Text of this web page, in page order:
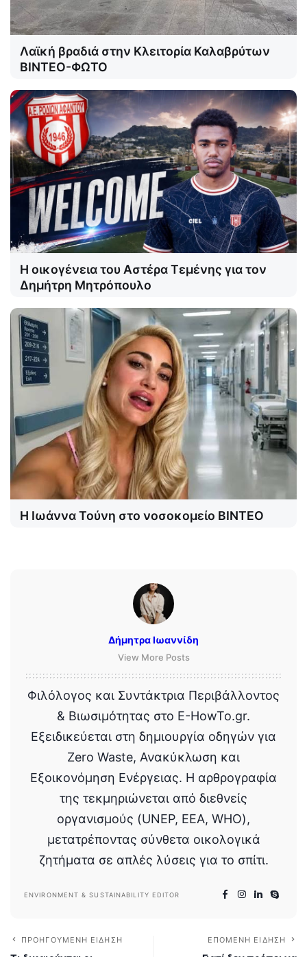
Λαϊκή βραδιά στην Κλειτορία Καλαβρύτων
ΒΙΝΤΕΟ-ΦΩΤΟ
Η οικογένεια του Αστέρα Τεμένης για τον
Δημήτρη Μητρόπουλο
Η Ιωάννα Τούνη στο νοσοκομείο ΒΙΝΤΕΟ
Δήμητρα Ιωαννίδη
View More Posts
Φιλόλογος και Συντάκτρια Περιβάλλοντος
& Βιωσιμότητας στο E-HowTo.gr.
Εξειδικεύεται στη δημιουργία οδηγών για
Zero Waste, Ανακύκλωση και
Εξοικονόμηση Ενέργειας. Η αρθρογραφία
της τεκμηριώνεται από διεθνείς
οργανισμούς (UNEP, EEA, WHO),
μετατρέποντας σύνθετα οικολογικά
ζητήματα σε απλές λύσεις για το σπίτι.
ENVIRONMENT & SUSTAINABILITY EDITOR
ΠΡΟΗΓΟΎΜΕΝΗ ΕΊΔΗΣΗ ΕΠΌΜΕΝΗ ΕΊΔΗΣΗ